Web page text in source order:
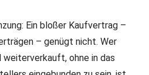
Ein bloßer Kaufvertrag –
– genügt nicht. Wer
ohne in das